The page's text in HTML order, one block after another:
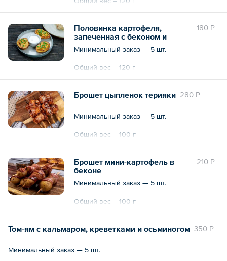
180 ₽
Половинка картофеля,
запеченная с беконом и
сыром
Минимальный заказ — 5 шт.
Общий вес – 120 г
280 ₽
Брошет цыпленок терияки
Минимальный заказ — 5 шт.
Общий вес – 100 г
210 ₽
Брошет мини-картофель в
беконе
Минимальный заказ — 5 шт.
Общий вес – 100 г
350 ₽
Том-ям с кальмаром, креветками и осьминогом
Минимальный заказ — 5 шт.